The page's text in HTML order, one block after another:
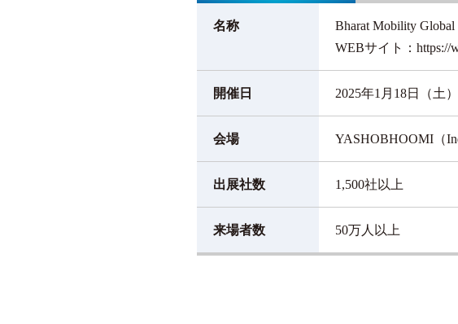
名称
Bharat Mobility
WEBサイト： https://
開催日 2025年1月18日（土
会場 YASHOBHOOMI（
出展社数 1,500社以上
来場者数 50万人以上